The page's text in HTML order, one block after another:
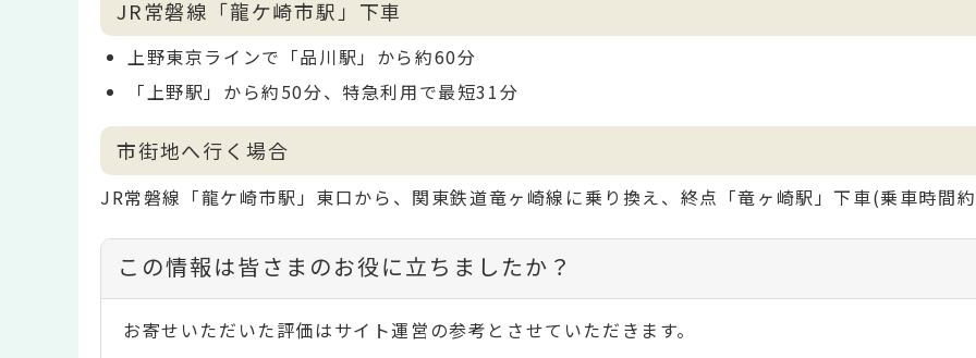
JR常磐線「龍ケ崎市駅」下車
上野東京ラインで「品川駅」から約60分
「上野駅」から約50分、特急利用で最短31分
市街地へ行く場合
JR常磐線「龍ケ崎市駅」東口から、関東鉄道竜ヶ崎線に乗り換え、終点「竜ヶ崎駅」下車(乗車時間
コ
ン
テ
この情報は皆さまのお役に立ちましたか？
お寄せいただいた評価はサイト運営の参考とさせていただきます。